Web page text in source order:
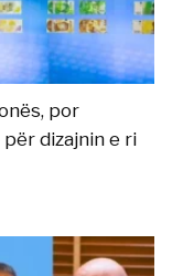
por
dizajnin e ri